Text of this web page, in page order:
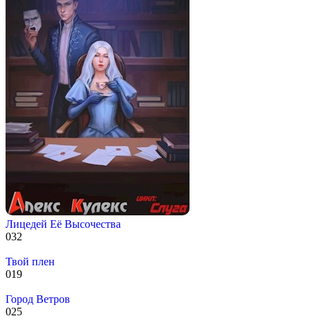
Лицедей Её Высочества
032
Твой плен
019
Город Ветров
025